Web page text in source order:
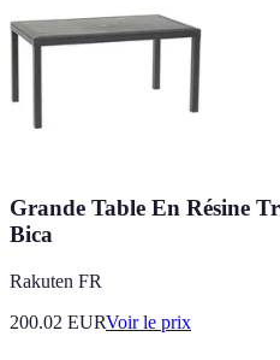
Grande Table En Résine
Bica
Rakuten FR
200.02 EURVoir le prix